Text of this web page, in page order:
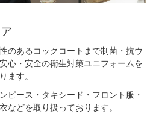
のあるコックコートまで制菌・抗ウ
心・安全の衛生対策ユニフォームを
ます。
ピース・タキシード・フロント服・
などを取り扱っております。